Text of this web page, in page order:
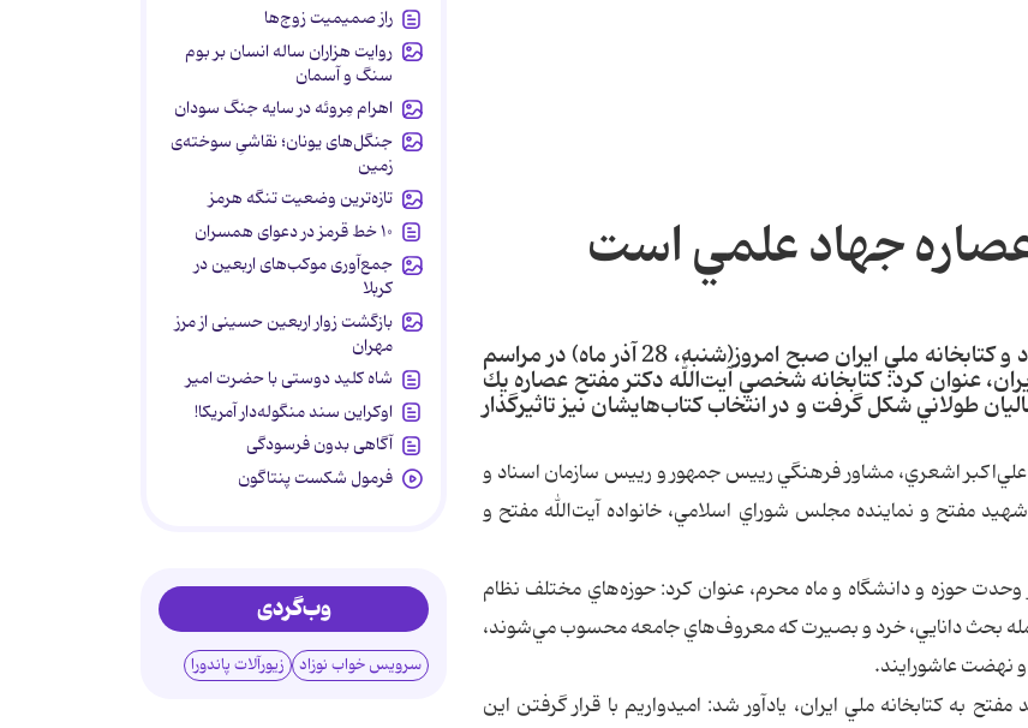
جهاد علمي است
مشاور فرهنگي رييس جمهور و رييس سازمان اسناد و كتابخانه ملي ايران صبح امروز(شنبه، 28 آذر ماه) در مراسم
عنوان كرد: كتابخانه شخصي آيت‌الله دكتر مفتح عصاره يك
طولاني شكل گرفت و در انتخاب كتاب‌هايشان نيز تاثيرگذار
علي‌اكبر اشعري، مشاور فرهنگي رييس جمهور و رييس سازمان اسناد و
مفتح و نماينده مجلس شوراي اسلامي‌، خانواده آيت‌الله مفتح و
وحدت حوزه و دانشگاه و ماه محرم، عنوان كرد: حوزه‌هاي مختلف نظام
جمله بحث دانايي، خرد و بصيرت كه معروف‌هاي جامعه محسوب مي‌شوند،
نهضت عاشورايند.
به كتابخانه ملي ايران، يادآور شد: اميدواريم با قرار گرفتن اين
راز صمیمیت زوج‌ها
روایت هزاران ساله انسان بر بوم
سنگ و آسمان
اهرام مِروئه در سایه جنگ سودان
جنگل‌های یونان؛ نقاشیِ سوخته‌ی
زمین
تازه‌ترین وضعیت تنگه هرمز
۱۰ خط قرمز در دعوای همسران
جمع‌آوری موکب‌های اربعین در
کربلا
بازگشت زوار اربعین حسینی از مرز
مهران
شاه کلید دوستی با حضرت امیر
اوکراین سند منگوله‌دار آمریکا!
آگاهی بدون فرسودگی
فرمول شکست پنتاگون
وب‌گردی
سرویس خواب نوزاد زیورآلات پاندورا